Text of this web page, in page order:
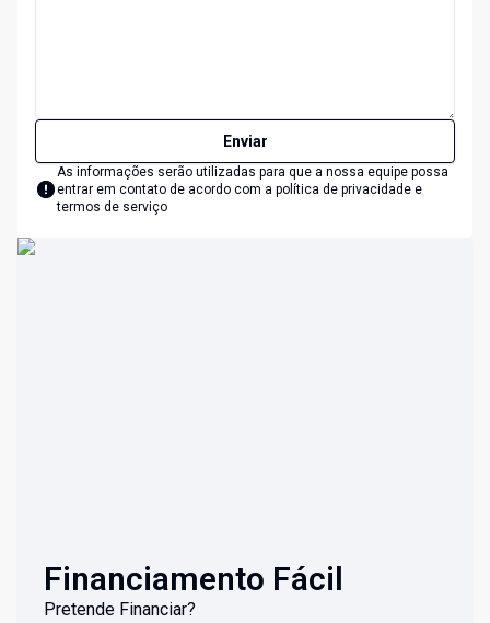
Enviar
As informações serão utilizadas para que a nossa equipe possa
entrar em contato de acordo com a política de privacidade e
termos de serviço
Financiamento Fácil
Pretende Financiar?